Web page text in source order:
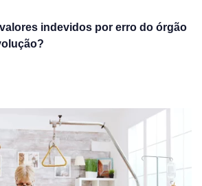
indevidos por erro do órgão